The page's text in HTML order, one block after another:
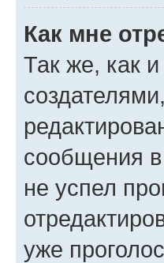
Как мне
Так же, как
сообщения
не успел
уже